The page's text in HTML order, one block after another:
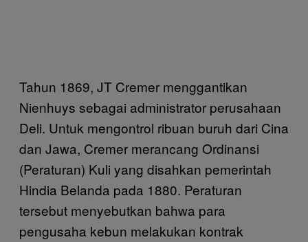
Tahun 1869, JT Cremer menggantikan
Nienhuys sebagai administrator perusahaan
Deli. Untuk mengontrol ribuan buruh dari Cina
dan Jawa, Cremer merancang Ordinansi
(Peraturan) Kuli yang disahkan pemerintah
Hindia Belanda pada 1880. Peraturan
tersebut menyebutkan bahwa para
pengusaha kebun melakukan kontrak